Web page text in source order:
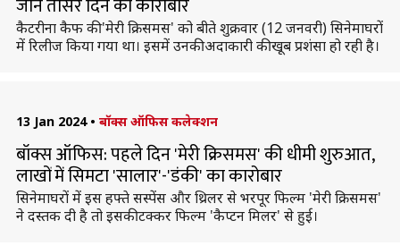
जानें तीसरे दिन का कारोबार
कैटरीना कैफ की 'मेरी क्रिसमस' को बीते शुक्रवार (12 जनवरी) सिनेमाघरों
में रिलीज किया गया था। इसमें उनकी अदाकारी की खूब प्रशंसा हो रही है।
13 Jan 2024 • बॉक्स ऑफिस कलेक्शन
बॉक्स ऑफिस: पहले दिन 'मेरी क्रिसमस' की धीमी शुरुआत,
लाखों में सिमटा 'सालार'-'डंकी' का कारोबार
सिनेमाघरों में इस हफ्ते सस्पेंस और थ्रिलर से भरपूर फिल्म 'मेरी क्रिसमस'
ने दस्तक दी है तो इसकी टक्कर फिल्म 'कैप्टन मिलर' से हुई।